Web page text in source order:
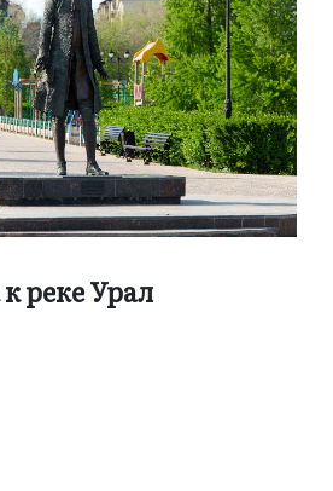
реке Урал